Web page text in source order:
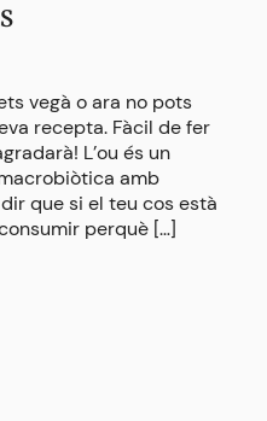
vegà o ara no pots
recepta. Fàcil de fer
L’ou és un
amb
que si el teu cos està
perquè […]